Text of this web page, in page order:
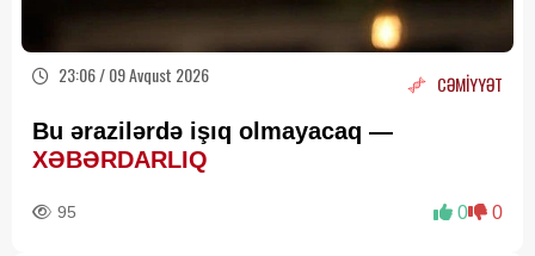
23:06 / 09 Avqust 2026 CƏMİYYƏT
Bu ərazilərdə işıq olmayacaq —
XƏBƏRDARLIQ
95 0 0